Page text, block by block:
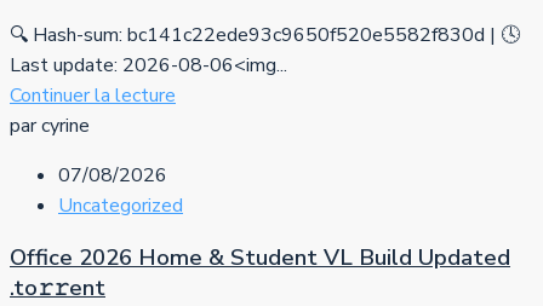
🔍 Hash-sum: bc141c22ede93c9650f520e5582f830d | 🕓
Last update: 2026-08-06<img...
Continuer la lecture
par cyrine
07/08/2026
Uncategorized
Office 2026 Home & Student VL Build Updated
.tо𝚛𝚛еnt